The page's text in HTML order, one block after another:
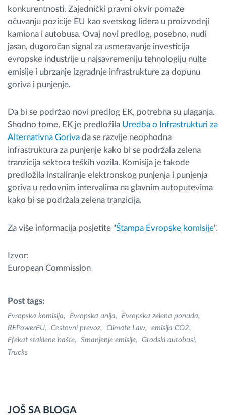
konkurentnosti. Zajednički pravni okvir pomaže
očuvanju pozicije EU kao svetskog lidera u proizvodnji
kamiona i autobusa. Ovaj novi predlog, posebno, nudi
jasan, dugoročan signal za usmeravanje investicija
evropske industrije u najsavremeniju tehnologiju nulte
emisije i ubrzanje izgradnje infrastrukture za dopunu
goriva i punjenje.
Da bi se podržao novi predlog EK, potrebna su ulaganja.
Shodno tome, EK je predložila Uredba o Infrastrukturi za
Alternativna Goriva da se razvije neophodna
infrastruktura za punjenje kako bi se podržala zelena
tranzicija sektora teških vozila. Komisija je takođe
predložila instaliranje elektronskog punjenja i punjenja
goriva u redovnim intervalima na glavnim autoputevima
kako bi se podržala zelena tranzicija.
Za više informacija posjetite "Štampa Evropske komisije".
Izvor:
European Commission
Post tags:
Evropska komisija Evropska unija
Evropska zelena ponuda
REPowerEU
Cestovni prevoz Climate Law
emisija CO2
Efekat staklene bašte
Smanjenje emisije
Gradski autobusi
Trucks
JOŠ SA BLOGA